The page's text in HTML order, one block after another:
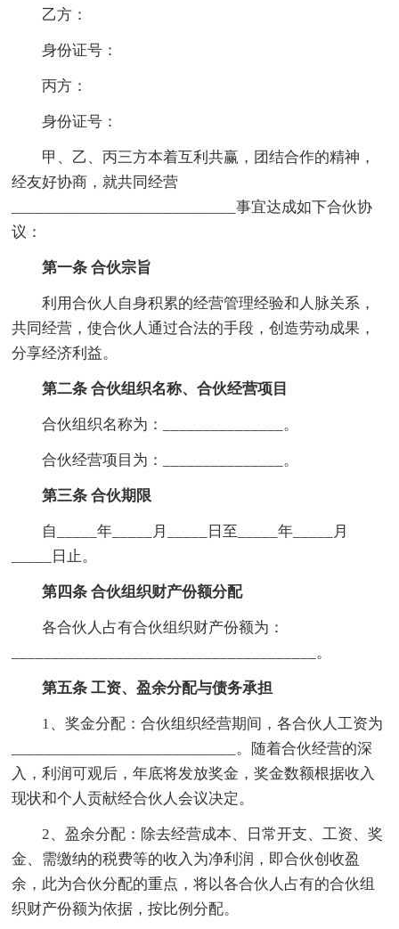
乙方：
身份证号：
丙方：
身份证号：
甲、乙、丙三方本着互利共赢，团结合作的精神，
经友好协商，就共同经营
____________________________事宜达成如下合伙协
议：
第一条 合伙宗旨
利用合伙人自身积累的经营管理经验和人脉关系，
共同经营，使合伙人通过合法的手段，创造劳动成果，
分享经济利益。
第二条 合伙组织名称、合伙经营项目
合伙组织名称为：_______________。
合伙经营项目为：_______________。
第三条 合伙期限
自_____年_____月_____日至_____年_____月
_____日止。
第四条 合伙组织财产份额分配
各合伙人占有合伙组织财产份额为：
______________________________________。
第五条 工资、盈余分配与债务承担
1、奖金分配：合伙组织经营期间，各合伙人工资为
____________________________。随着合伙经营的深
入，利润可观后，年底将发放奖金，奖金数额根据收入
现状和个人贡献经合伙人会议决定。
2、盈余分配：除去经营成本、日常开支、工资、奖
金、需缴纳的税费等的收入为净利润，即合伙创收盈
余，此为合伙分配的重点，将以各合伙人占有的合伙组
织财产份额为依据，按比例分配。